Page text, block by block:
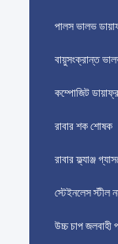
পালস ভালভ
বায়ুসংক্রান্ত
কম্পোজিট
রাবার শক শোষক
রাবার ফ্ল্যাঞ্জ
স্টেইনলেস স্টীল
উচ্চ চাপ জলবাহী